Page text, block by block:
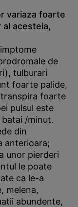
variaza foarte
acesteia,
de
tulburari
foarte palide,
foarte
pulsul este
/minut.
din
anterioara;
unor pierderi
le poate
ca le-a
melena,
abundente,